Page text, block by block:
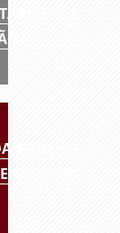
É
FUNÇÃO
EM